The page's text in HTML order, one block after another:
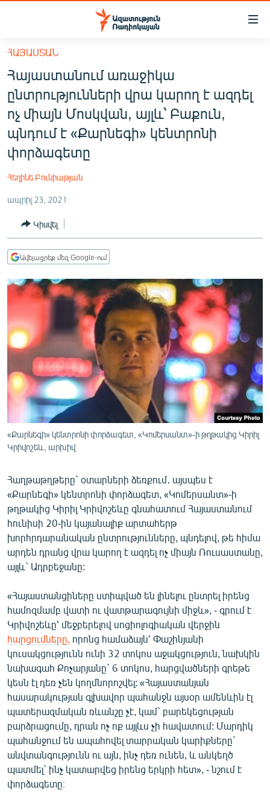
Մատչելիության
հիմնական
բովանդակությանը
Անցնել
հիմնական
մենյուին
Որոնում
ՀԱՅԱՍՏԱՆ
ՔԱՂԱՔԱԿԱՆ
ԸՆՏՐՈՒԹՅՈՒՆՆԵՐ 2026
ԻՐԱՎՈՒՆՔ
ՀԱՍԱՐԱԿՈՒԹՅՈՒՆ
ՊԱՏԵՐԱԶՄԻ 6 ՇԱԲԱԹՆԵՐԸ
ՏԱՐԱԾԱՇՐՋԱՆ
ՄԻՋԱԶԳԱՅԻՆ
ՄՇԱԿՈՒՅԹ
ՍՊՈՐՏ
ՄԵԿՆԱԲԱՆՈՒԹՅՈՒՆ
ՏՏ ԵՒ ԻՆՏԵՐՆԵՏ
ԿՈՐՈՆԱՎԻՐՈՒՍ
ԱՐԽԻՎ
ՏԵՍԱՆՅՈՒԹԵՐ
ԲԱՆԱՎԵՃ
ՁԳՏԵԼՈՎ ԼԱՎԱԳՈՒՅՆԻՆ
ՓՈԴՔԱՍԹ
Հայերեն
English
Русский
ՀԵՏԵՎԵՔ ՄԵԶ
«Ազատության» բոլոր կայքերը
ՀԱՅԱՍՏԱՆ
Հայաստանում առաջիկա
ընտրությունների վրա կարող է ազդել
ոչ միայն Մոսկվան, այլև՝ Բաքուն,
պնդում է «Քարնեգի» կենտրոնի
փորձագետը
Հեղինե Բունիաթյան
ապրիլ 23, 2021
Կիսվել
Ավելացրեք մեզ Google-ում
«Քարնեգի» կենտրոնի փորձագետ, «Կոմերսանտ»-ի թղթակից Կիրիլ
Կրիվոշեև, արխիվ
Հաղթաթղթերը` օտարների ձեռքում․ այսպես է
«Քարնեգի» կենտրոնի փորձագետ, «Կոմերսանտ»-ի
թղթակից Կիրիլ Կրիվոշեևը գնահատում Հայաստանում
հունիսի 20-ին կայանալիք արտահերթ
խորհրդարանական ընտրությունները, պնդելով, թե հիմա
արդեն դրանց վրա կարող է ազդել ոչ միայն Ռուսաստանը,
այլև` Ադրբեջանը:
«Հայաստանցիները ստիպված են լինելու ընտրել իրենց
համոզմամբ վատի ու վատթարագույնի միջև», - գրում է
Կրիվոշեևը՝ մեջբերելով սոցիոլոգիական վերջին
հարցումները, որոնց համաձայն՝ Փաշինյանի
կուսակցությունն ունի 32 տոկոս աջակցություն, նախկին
նախագահ Քոչարյանը` 6 տոկոս, հարցվածների գրեթե
կեսն էլ դեռ չեն կողմնորոշվել: «Հայաստանյան
հասարակության գլխավոր պահանջն այսօր ամենևին էլ
պատերազմական ռևանշը չէ, կամ` բարեկեցության
բարձրացումը, դրան ոչ ոք այլևս չի հավատում: Մարդիկ
պահանջում են ապահովել տարրական կարիքները`
անվտանգությունն ու այն, ինչ դեռ ունեն, և անկեղծ
պատմել` ինչ կատարվեց իրենց երկրի հետ», - նշում է
փորձագետը։